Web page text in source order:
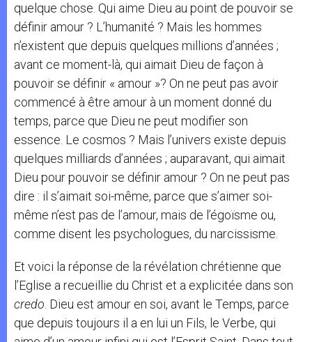
quelque chose. Qui aime Dieu au point de pouvoir se
définir amour ? L’humanité ? Mais les hommes
n’existent que depuis quelques millions d’années ;
avant ce moment-là, qui aimait Dieu de façon à
pouvoir se définir « amour »? On ne peut pas avoir
commencé à être amour à un moment donné du
temps, parce que Dieu ne peut modifier son
essence. Le cosmos ? Mais l’univers existe depuis
quelques milliards d’années ; auparavant, qui aimait
Dieu pour pouvoir se définir amour ? On ne peut pas
dire : il s’aimait soi-même, parce que s’aimer soi-
même n’est pas de l’amour, mais de l’égoïsme ou,
comme disent les psychologues, du narcissisme.
Et voici la réponse de la révélation chrétienne que
l’Eglise a recueillie du Christ et a explicitée dans son
credo . Dieu est amour en soi, avant le Temps, parce
que depuis toujours il a en lui un Fils, le Verbe, qui